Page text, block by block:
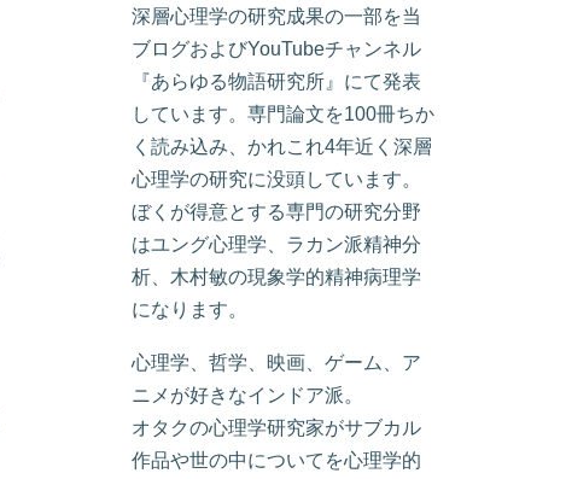
深層心理学の研究成果の一部を当
ブログおよびYouTubeチャンネル
『あらゆる物語研究所』にて発表
しています。専門論文を100冊ちか
く読み込み、かれこれ4年近く深層
心理学の研究に没頭しています。
ぼくが得意とする専門の研究分野
はユング心理学、ラカン派精神分
析、木村敏の現象学的精神病理学
になります。
心理学、哲学、映画、ゲーム、ア
ニメが好きなインドア派。
オタクの心理学研究家がサブカル
作品や世の中についてを心理学的